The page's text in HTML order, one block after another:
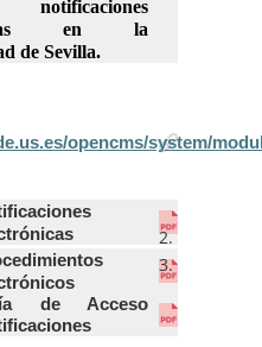
en la
de Sevilla.
opencms/system/
de Acceso